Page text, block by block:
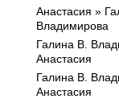
Анастасия »
Владимирова
Галина В.
Анастасия
Галина В.
Анастасия